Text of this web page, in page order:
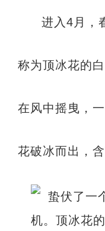
进入4月，
称为顶冰花的
在风中摇曳，
花破冰而出，含